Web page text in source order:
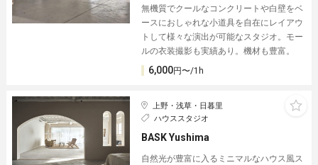
無機質でクールなコンクリートや白壁をベ
ースにおしゃれな小道具を自在にレイアウ
トして様々な演出が可能なスタジオ。モー
ルの衣装撮影も実績あり。機材も豊富。
6,000円〜/1h
上野・浅草・日暮里
ハウススタジオ
BASK Yushima
自然光が豊富に入るミニマルなハウス風ス